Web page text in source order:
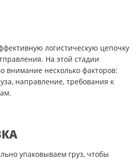
логистическую цепочку
На этой стадии
внимание несколько факторов:
направление, требования к
упаковываем груз, чтобы